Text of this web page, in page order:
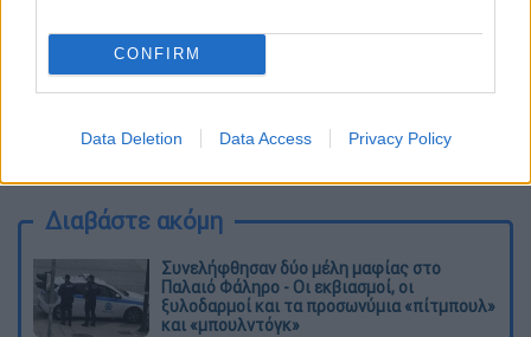
CONFIRM
Data Deletion Data Access Privacy Policy
κατεύθυνση, ενώ το 50,9% απαντά ότι μια
κεντροαριστερή κυβέρνηση δεν θα
με το 45,6% να απαντά «ναι ή μάλλον ναι» σε
Διαβάστε ακόμη
Συνελήφθησαν δύο μέλη μαφίας στο
Παλαιό Φάληρο - Οι εκβιασμοί, οι
ξυλοδαρμοί και τα προσωνύμια «πίτμπουλ»
και «μπουλντόγκ»